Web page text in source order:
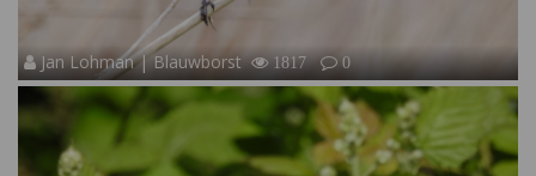
Jan Lohman | Blauwborst 1817 0